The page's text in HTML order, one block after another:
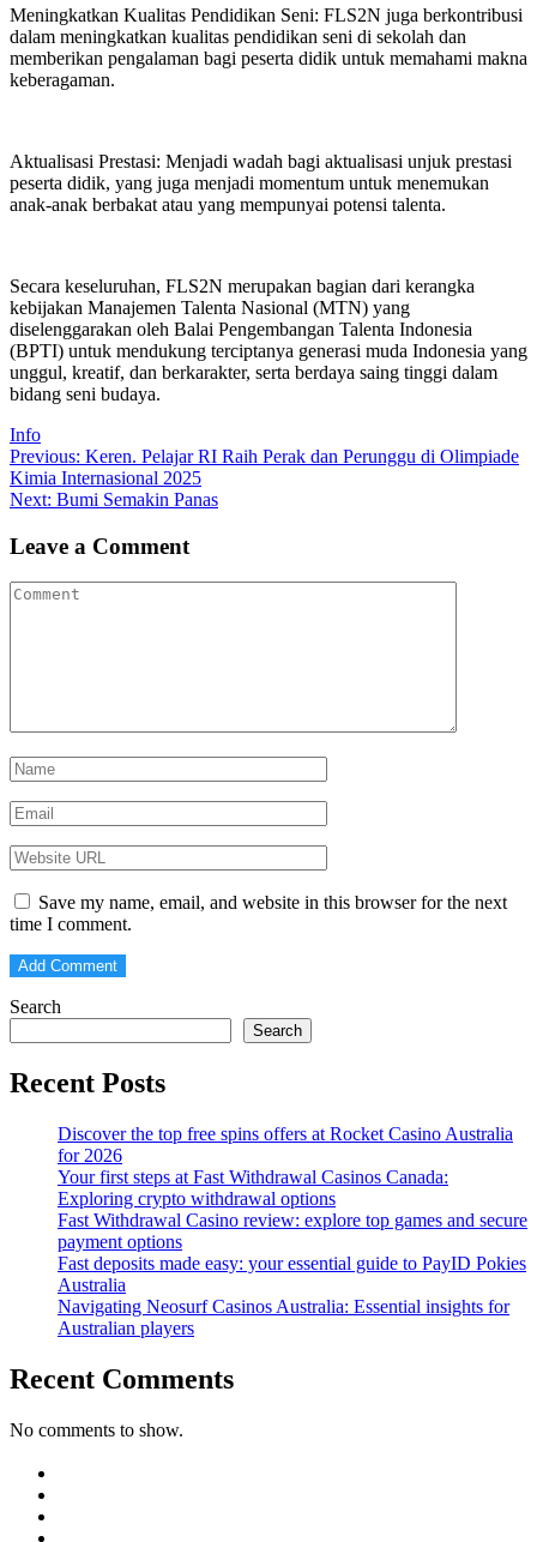
Meningkatkan Kualitas Pendidikan Seni: FLS2N juga berkontribusi
dalam meningkatkan kualitas pendidikan seni di sekolah dan
memberikan pengalaman bagi peserta didik untuk memahami makna
keberagaman.
Aktualisasi Prestasi: Menjadi wadah bagi aktualisasi unjuk prestasi
peserta didik, yang juga menjadi momentum untuk menemukan
anak-anak berbakat atau yang mempunyai potensi talenta.
Secara keseluruhan, FLS2N merupakan bagian dari kerangka
kebijakan Manajemen Talenta Nasional (MTN) yang
diselenggarakan oleh Balai Pengembangan Talenta Indonesia
(BPTI) untuk mendukung terciptanya generasi muda Indonesia yang
unggul, kreatif, dan berkarakter, serta berdaya saing tinggi dalam
bidang seni budaya.
Info
Post
navigation
Previous: Previous
post:
Keren. Pelajar RI Raih Perak dan Perunggu di Olimpiade
Kimia Internasional 2025
Next: Next
Bumi Semakin Panas
Leave a Comment
Save my name, email, and website in this browser for the next
time I comment.
Search
Search
Recent Posts
Discover the top free spins offers at Rocket Casino Australia
for 2026
Your first steps at Fast Withdrawal Casinos Canada:
Exploring crypto withdrawal options
Fast Withdrawal Casino review: explore top games and secure
payment options
Fast deposits made easy: your essential guide to PayID Pokies
Australia
Navigating Neosurf Casinos Australia: Essential insights for
Australian players
Recent Comments
No comments to show.
https://vliblogi.emu.ee/
https://loja2.cmbbrasil.com.br/
https://kymasgestao.com.br/conteudo/
https://nikosgestao.com.br/fundos-ogin11/